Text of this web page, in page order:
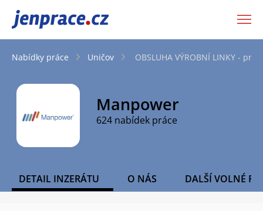
JenPráce.cz
Nabídky práce Uničov OBSLUHA VÝROBNÍ LINKY -
Manpower
624 nabídek práce
DETAIL INZERÁTU O NÁS DALŠÍ VOLNÉ